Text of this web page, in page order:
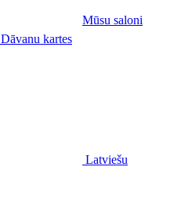
Mūsu saloni
Dāvanu kartes
Latviešu